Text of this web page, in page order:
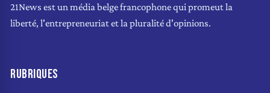
21News est un média belge francophone qui promeut la
liberté, l'entrepreneuriat et la pluralité d'opinions.
RUBRIQUES